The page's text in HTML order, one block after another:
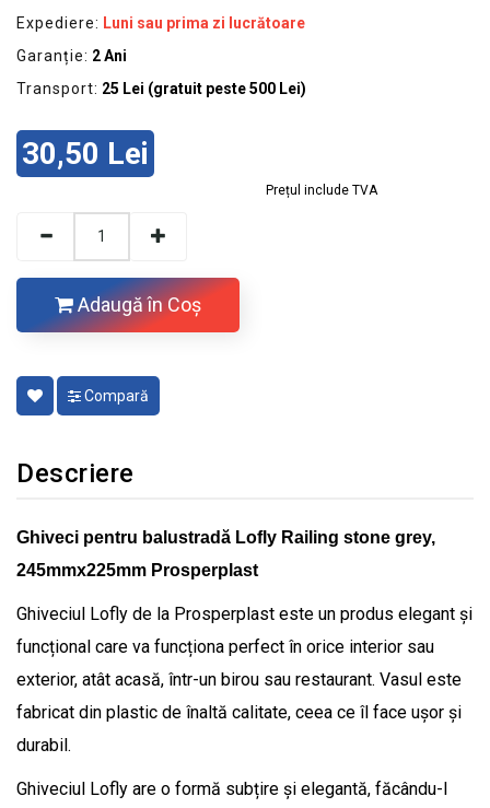
Expediere: Luni sau prima zi lucrătoare
Garanție: 2 Ani
Transport: 25 Lei (gratuit peste 500 Lei)
30,50 Lei
Prețul include TVA
Adaugă în Coş
Compară
Descriere
Ghiveci pentru balustradă Lofly Railing stone grey,
245mmx225mm Prosperplast
Ghiveciul Lofly de la Prosperplast este un produs elegant și
funcțional care va funcționa perfect în orice interior sau
exterior, atât acasă, într-un birou sau restaurant. Vasul este
fabricat din plastic de înaltă calitate, ceea ce îl face ușor și
durabil.
Ghiveciul Lofly are o formă subțire și elegantă, făcându-l